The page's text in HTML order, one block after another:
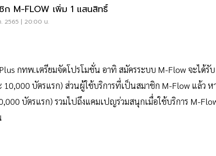
ก M-FLOW เพิ่ม 1 แสนสิทธิ์
. 2565 | 20:00 น.
กทพ.เตรียมจัดโปรโมชั่น อาทิ สมัครระบบ M-Flow จะได้รับ
10,000 บัตรแรก) ส่วนผู้ใช้บริการที่เป็นสมาชิก M-Flow แล้ว ห
บัตรแรก) รวมไปถึงแคมเปญร่วมสนุกเมื่อใช้บริการ M-